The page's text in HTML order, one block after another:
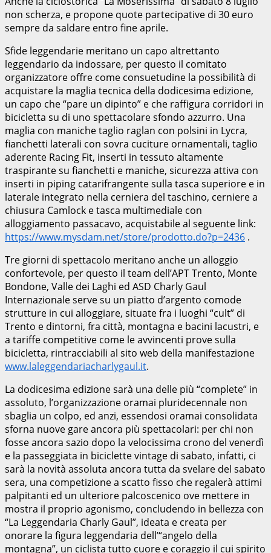
non scherza, e propone quote partecipative di 30 euro
sempre da saldare entro fine aprile.
Sfide leggendarie meritano un capo altrettanto
leggendario da indossare, per questo il comitato
organizzatore offre come consuetudine la possibilità di
acquistare la maglia tecnica della dodicesima edizione,
un capo che “pare un dipinto” e che raffigura corridori in
bicicletta su di uno spettacolare sfondo azzurro. Una
maglia con maniche taglio raglan con polsini in Lycra,
fianchetti laterali con sovra cuciture ornamentali, taglio
aderente Racing Fit, inserti in tessuto altamente
traspirante su fianchetti e maniche, sicurezza attiva con
inserti in piping catarifrangente sulla tasca superiore e in
laterale integrato nella cerniera del taschino, cerniere a
chiusura Camlock e tasca multimediale con
alloggiamento passacavo, acquistabile al seguente link:
https://www.mysdam.net/store/prodotto.do?p=2436 .
Tre giorni di spettacolo meritano anche un alloggio
confortevole, per questo il team dell’APT Trento, Monte
Bondone, Valle dei Laghi ed ASD Charly Gaul
Internazionale serve su un piatto d’argento comode
strutture in cui alloggiare, situate fra i luoghi “cult” di
Trento e dintorni, fra città, montagna e bacini lacustri, e
a tariffe competitive come le avvincenti prove sulla
bicicletta, rintracciabili al sito web della manifestazione
www.laleggendariacharlygaul.it.
La dodicesima edizione sarà una delle più “complete” in
assoluto, l’organizzazione oramai pluridecennale non
sbaglia un colpo, ed anzi, essendosi oramai consolidata
sforna nuove gare ancora più spettacolari: per chi non
fosse ancora sazio dopo la velocissima crono del venerdì
e la passeggiata in biciclette vintage di sabato, infatti, ci
sarà la novità assoluta ancora tutta da svelare del sabato
sera, una competizione a scatto fisso che regalerà attimi
palpitanti ed un ulteriore palcoscenico ove mettere in
mostra il proprio agonismo, concludendo in bellezza con
“La Leggendaria Charly Gaul”, ideata e creata per
onorare la figura leggendaria dell’“angelo della
montagna”, un ciclista tutto cuore e coraggio il cui spirito